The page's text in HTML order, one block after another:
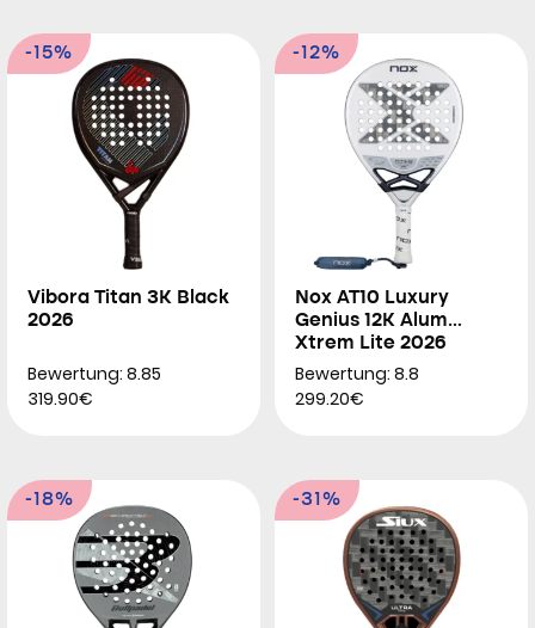
-15%
Vibora Titan 3K Black
2026
Bewertung: 8.85
319.90€
-12%
Nox AT10 Luxury
Genius 12K Alum
Xtrem Lite 2026
Bewertung: 8.8
299.20€
-18% -31%